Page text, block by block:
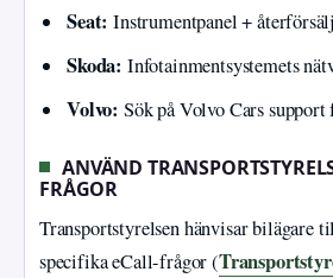
Seat: Instrumentpanel +
Skoda: Infotainmentsystemets
Volvo: Sök på Volvo Cars
ANVÄND
FRÅGOR
Transportstyrelsen hänvisar bilägare
specifika eCall-frågor (